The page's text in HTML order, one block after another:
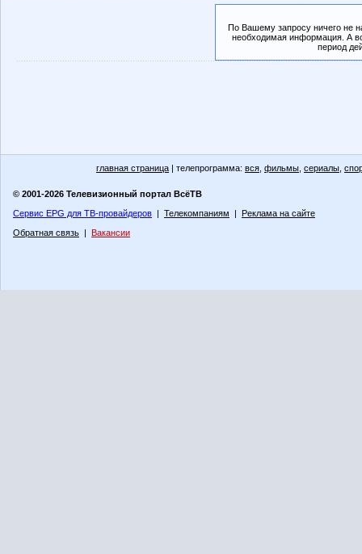
По Вашему запросу ничего не
необходимая информация. А
период
главная страница | телепрограмма: вся фильмы сериалы
© 2001-2026 Телевизионный портал ВсёТВ
Сервис EPG для ТВ-провайдеров | Телекомпаниям | Реклама на сайте
Обратная связь | Вакансии